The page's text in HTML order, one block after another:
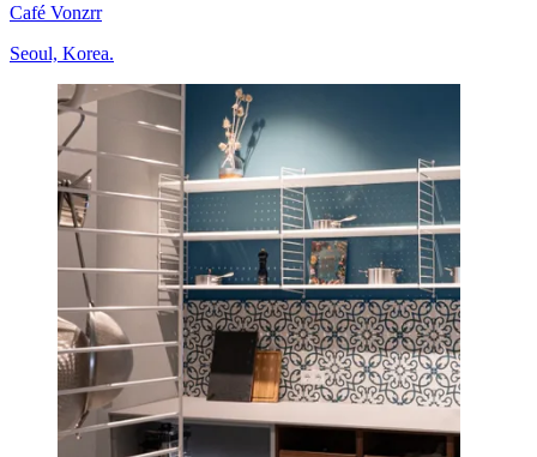
Café Vonzrr
Seoul, Korea.